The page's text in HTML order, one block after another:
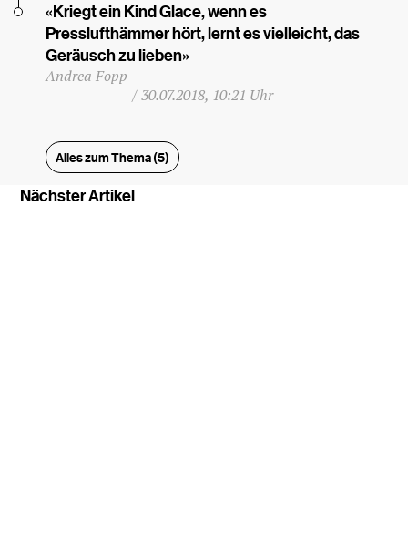
«Kriegt ein Kind Glace, wenn es
Presslufthämmer hört, lernt es vielleicht, das
Geräusch zu lieben»
Andrea Fopp
/30.07.2018, 10:21 Uhr
Alles zum Thema (5)
Nächster Artikel